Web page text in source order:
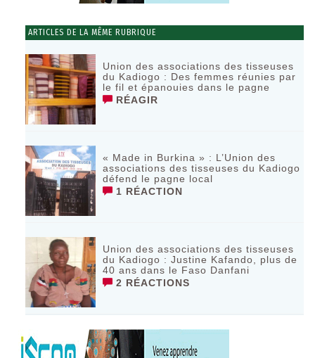
ARTICLES DE LA MÊME RUBRIQUE
Union des associations des tisseuses
du Kadiogo : Des femmes réunies par
le fil et épanouies dans le pagne
RÉAGIR
« Made in Burkina » : L’Union des
associations des tisseuses du Kadiogo
défend le pagne local
1 RÉACTION
Union des associations des tisseuses
du Kadiogo : Justine Kafando, plus de
40 ans dans le Faso Danfani
2 RÉACTIONS